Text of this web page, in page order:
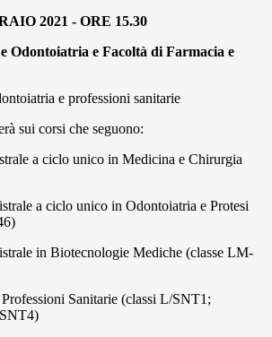
2021 - ORE 15.30
Odontoiatria e Facoltà di Farmacia e
e professioni sanitarie
sui corsi che seguono:
a ciclo unico in Medicina e Chirurgia
a ciclo unico in Odontoiatria e Protesi
in Biotecnologie Mediche (classe LM-
Sanitarie (classi L/SNT1;